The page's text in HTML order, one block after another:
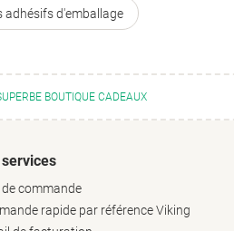
adhésifs d'emballage
BOUTIQUE CADEAUX
services
de commande
rapide par référence Viking